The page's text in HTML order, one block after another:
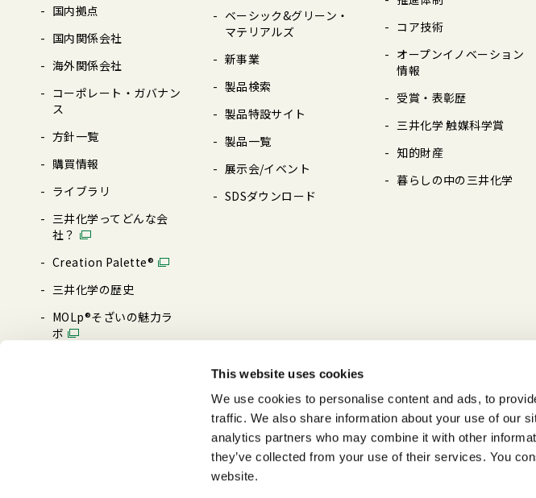
This website uses cookies
We use cookies to personalise content and ads, to
traffic. We also share information about your use of our
analytics partners who may combine it with other
they’ve collected from your use of their services. You
website.
国内拠点
国内関係会社
海外関係会社
コーポレート・ガバナン
ス
⽅針⼀覧
購買情報
ライブラリ
三井化学ってどんな会
社？
Creation Palette®︎
三井化学の歴史
MOLp®そざいの魅⼒ラ
ボ
ベーシック&グリーン・
マテリアルズ
新事業
製品検索
製品特設サイト
製品⼀覧
展⽰会/イベント
SDSダウンロード
コア技術
オープンイノベーション
情報
受賞・表彰歴
三井化学 触媒科学賞
知的財産
暮らしの中の三井化学
サイトマップ サイトのご利用に